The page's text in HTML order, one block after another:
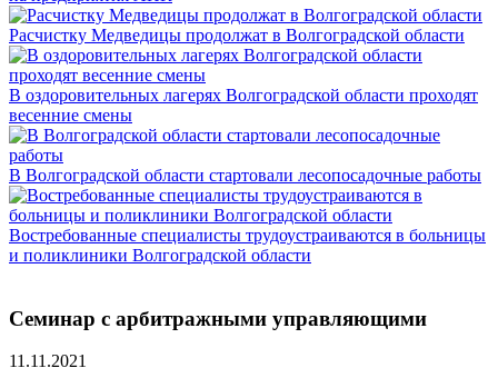
Расчистку Медведицы продолжат в Волгоградской области
В оздоровительных лагерях Волгоградской области проходят
весенние смены
В Волгоградской области стартовали лесопосадочные работы
Востребованные специалисты трудоустраиваются в больницы
и поликлиники Волгоградской области
Семинар с арбитражными управляющими
11.11.2021